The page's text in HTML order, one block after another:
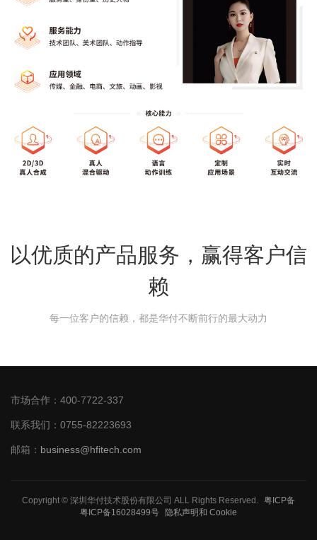
以优质的产品服务，赢得客户信
赖
每一位客户的信赖，都是华付不断前行的最大动力
市场合作：400-7722-337
联系我们：0755-82223693
邮箱： business@hfitech.com
Copyright © 深圳华付技术股份有限公司 ALL Rights Reserved. 粤ICP备
粤ICP备16028499号
隐私声明和 Cookie